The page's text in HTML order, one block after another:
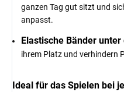
ganzen Tag gut sitzt und
anpasst.
Elastische Bänder
ihrem Platz und verhindern
Ideal für das Spielen bei